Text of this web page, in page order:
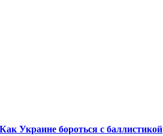
Украине бороться с баллистикой